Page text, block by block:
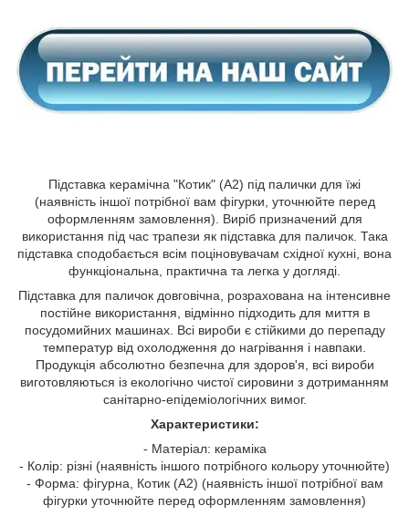
Підставка керамічна "Котик" (A2) під палички для їжі
(наявність іншої потрібної вам фігурки, уточнюйте перед
оформленням замовлення). Виріб призначений для
використання під час трапези як підставка для паличок. Така
підставка сподобається всім поціновувачам східної кухні, вона
функціональна, практична та легка у догляді.
Підставка для паличок довговічна, розрахована на інтенсивне
постійне використання, відмінно підходить для миття в
посудомийних машинах. Всі вироби є стійкими до перепаду
температур від охолодження до нагрівання і навпаки.
Продукція абсолютно безпечна для здоров'я, всі вироби
виготовляються із екологічно чистої сировини з дотриманням
санітарно-епідеміологічних вимог.
Характеристики:
- Матеріал: кераміка
- Колір: різні (наявність іншого потрібного кольору уточнюйте)
- Форма: фігурна, Котик (A2) (наявність іншої потрібної вам
фігурки уточнюйте перед оформленням замовлення)